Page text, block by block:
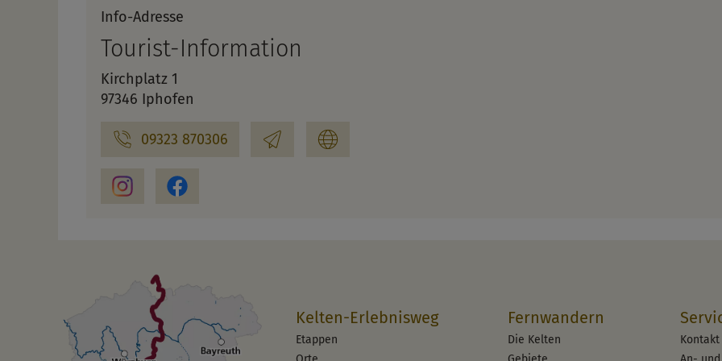
Info-Adresse
Tourist-Information
Kirchplatz 1
97346 Iphofen
09323 870306
Kelten-Erlebnisweg
Etappen
Fernwandern
Die Kelten
Kontakt